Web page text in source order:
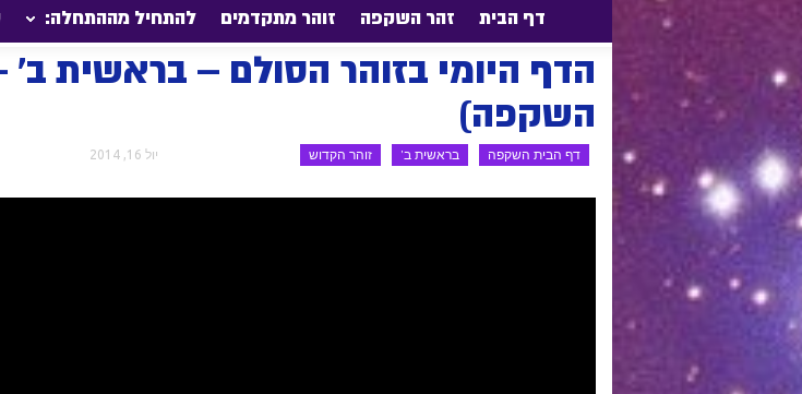
דף הבית זהר השקפה זוהר מתקדמים להתחיל מההתחלה: דף הבית השקפה בראשית ב' הדף היומי בזוהר הסולם – בראשית ב' – עמודים רה-רז
הדף היומי בזוהר הסולם – בראשית ב'
השקפה)
דף הבית השקפה בראשית ב' זוהר הקדוש יול 16, 2014